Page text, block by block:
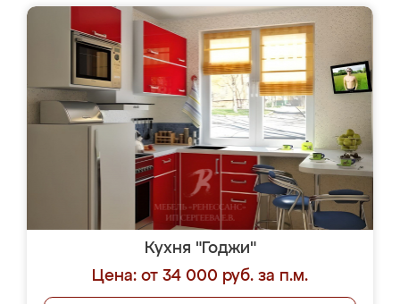
Кухня "Годжи"
Цена: от 34 000 руб. за п.м.